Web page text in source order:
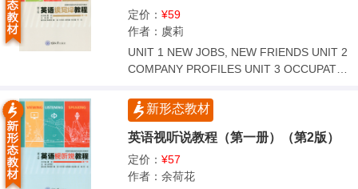
定价： ¥59
作者：虞莉
UNIT 1 NEW JOBS, NEW FRIENDS UNIT 2
COMPANY PROFILES UNIT 3 OCCUPATIO
DAY-TO-DAY WORK UNIT 6 PRODUCT IN
TRODUCTIONS UNIT 7 SALES AND MARK
ETING UNIT 8 DISPUTES AND COMPLAIN
TS
新形态教材
英语视听说教程（第一册）（第2版）
定价： ¥57
作者：余荷花